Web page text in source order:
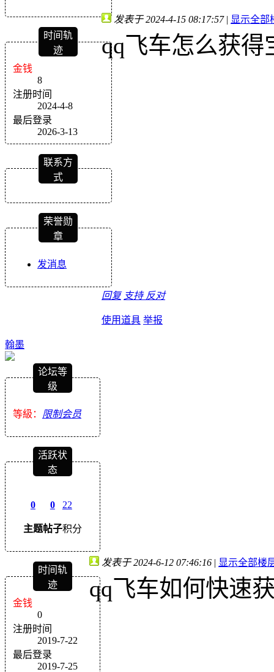
时间轨
迹
金钱
8
注册时间
2024-4-8
最后登录
2026-3-13
联系方
式
荣誉勋
章
发消息
发表于 2024-4-15 08:17:57 | 显示全部
qq飞车怎么获得
回复 支持 反对
使用道具 举报
翰墨
论坛等
级
等級： 限制会员
活跃状
态
0
主题
0
帖子
22
积分
时间轨
迹
金钱
0
注册时间
2019-7-22
最后登录
2019-7-25
发表于 2024-6-12 07:46:16 | 显示全部楼
qq飞车如何快速